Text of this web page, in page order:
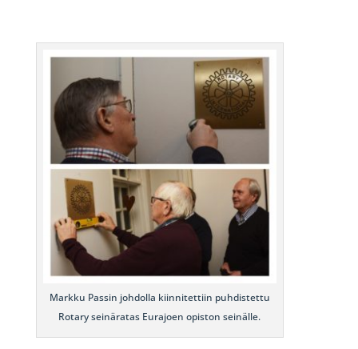
Markku Passin johdolla kiinnitettiin puhdistettu
Rotary seinäratas Eurajoen opiston seinälle.